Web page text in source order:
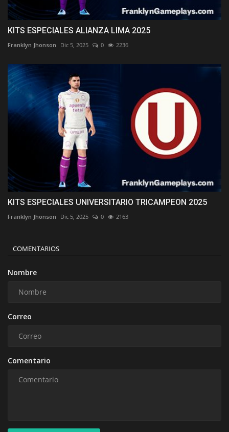
KITS ESPECIALES ALIANZA LIMA 2025
Franklyn Jhonson Dic 5, 2025 0 2236
KITS ESPECIALES UNIVERSITARIO TRICAMPEON 2025
Franklyn Jhonson Dic 5, 2025 0 2163
COMENTARIOS
Nombre
Correo
Comentario